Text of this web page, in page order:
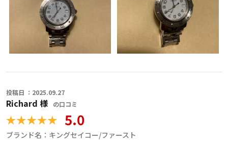
投稿日 ：2025.09.27
Richard 様 の口コミ
5.0
ブランド名： キングセイコー/ファースト